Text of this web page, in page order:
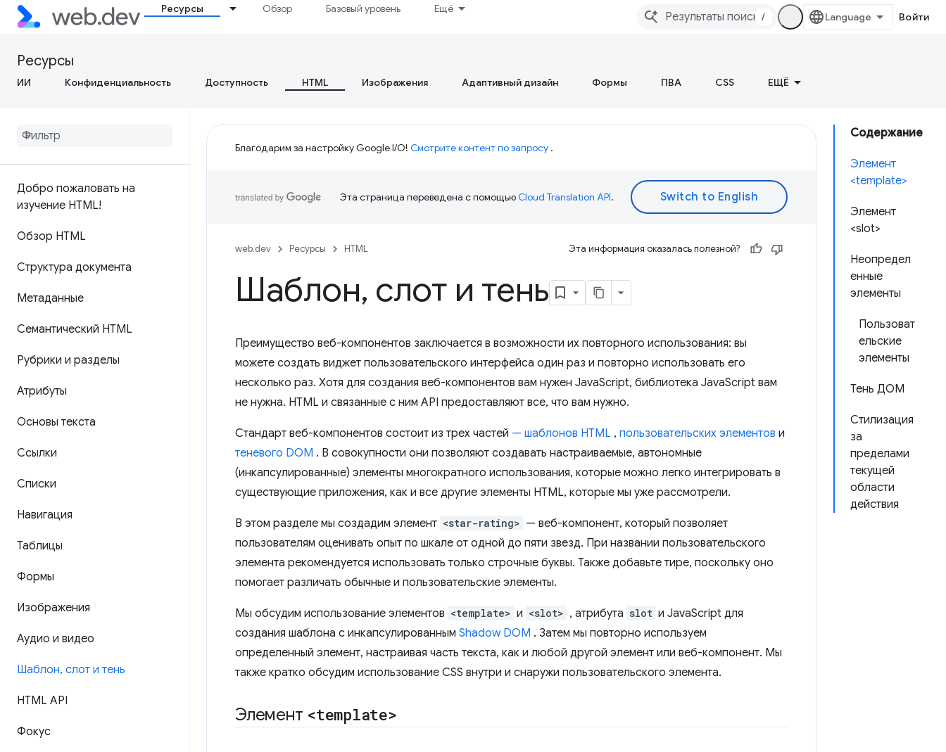
Ресурсы Обзор Базовый уровень Ещё
/ Войти
Ресурсы
ИИ Конфиденциальность Доступность HTML Изображения Адаптивный дизайн Формы ПВА CSS ЕЩЁ
Добро пожаловать на
изучение HTML!
Обзор HTML
Структура документа
Метаданные
Семантический HTML
Рубрики и разделы
Атрибуты
Основы текста
Ссылки
Списки
Навигация
Таблицы
Формы
Изображения
Аудио и видео
Шаблон, слот и тень
HTML API
Фокус
Содержание
Элемент
<template>
Элемент
<slot>
Неопредел
енные
элементы
Пользоват
ельские
элементы
Тень ДОМ
Стилизация
за
пределами
текущей
области
действия
Благодарим за настройку Google I/O! Смотрите контент по запросу .
Эта страница переведена с помощьюCloud Translation API.
web.dev Ресурсы HTML Эта информация оказалась полезной?
Шаблон, слот и тень
Преимущество веб-компонентов заключается в возможности их повторного использования: вы
можете создать виджет пользовательского интерфейса один раз и повторно использовать его
несколько раз. Хотя для создания веб-компонентов вам нужен JavaScript, библиотека JavaScript вам
не нужна. HTML и связанные с ним API предоставляют все, что вам нужно.
Стандарт веб-компонентов состоит из трех частей — шаблонов HTML , пользовательских элементов и
теневого DOM . В совокупности они позволяют создавать настраиваемые, автономные
(инкапсулированные) элементы многократного использования, которые можно легко интегрировать в
существующие приложения, как и все другие элементы HTML, которые мы уже рассмотрели.
В этом разделе мы создадим элемент <star-rating> — веб-компонент, который позволяет
пользователям оценивать опыт по шкале от одной до пяти звезд. При названии пользовательского
элемента рекомендуется использовать только строчные буквы. Также добавьте тире, поскольку оно
помогает различать обычные и пользовательские элементы.
Мы обсудим использование элементов <template> и <slot> , атрибута slot и JavaScript для
создания шаблона с инкапсулированным Shadow DOM . Затем мы повторно используем
определенный элемент, настраивая часть текста, как и любой другой элемент или веб-компонент. Мы
также кратко обсудим использование CSS внутри и снаружи пользовательского элемента.
Элемент <template>